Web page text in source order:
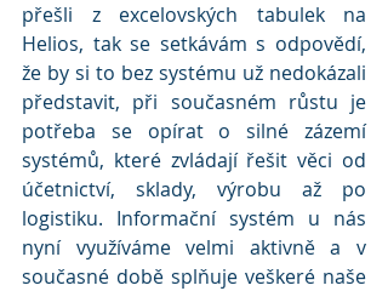
přešli z excelovských tabulek na
Helios, tak se setkávám s odpovědí,
že by si to bez systému už nedokázali
představit, při současném růstu je
potřeba se opírat o silné zázemí
systémů, které zvládají řešit věci od
účetnictví, sklady, výrobu až po
logistiku. Informační systém u nás
nyní využíváme velmi aktivně a v
současné době splňuje veškeré naše